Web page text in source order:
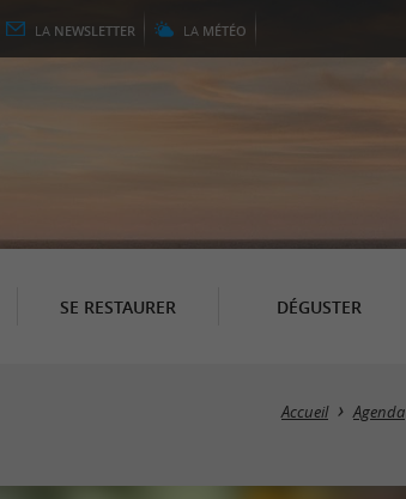
LA NEWSLETTER LA MÉTÉO
SE RESTAURER DÉGUSTER
Accueil Agenda